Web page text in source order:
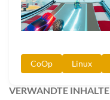
CoOp Linux
VERWANDTE INHALTE